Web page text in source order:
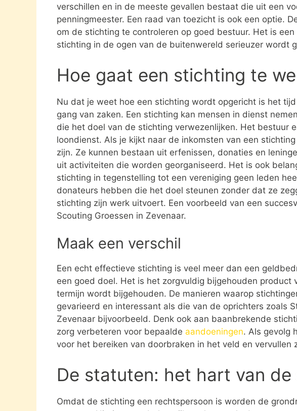
verschillen en in de meeste gevallen bestaat die uit een
penningmeester. Een raad van toezicht is ook een optie.
om de stichting te controleren op goed bestuur. Het is
stichting in de ogen van de buitenwereld serieuzer wordt
Hoe gaat een stichting te
Nu dat je weet hoe een stichting wordt opgericht is het
gang van zaken. Een stichting kan mensen in dienst
die het doel van de stichting verwezenlijken. Het bestuur
loondienst. Als je kijkt naar de inkomsten van een
zijn. Ze kunnen bestaan uit erfenissen, donaties en
uit activiteiten die worden georganiseerd. Het is ook
stichting in tegenstelling tot een vereniging geen leden
donateurs hebben die het doel steunen zonder dat ze
stichting zijn werk uitvoert. Een voorbeeld van een
Scouting Groessen in Zevenaar.
Maak een verschil
Een echt effectieve stichting is veel meer dan een
een goed doel. Het is het zorgvuldig bijgehouden product
termijn wordt bijgehouden. De manieren waarop
gevarieerd en interessant als die van de oprichters zoals
Zevenaar bijvoorbeeld. Denk ook aan baanbrekende
zorg verbeteren voor bepaalde aandoeningen. Als gevolg
voor het bereiken van doorbraken in het veld en vervullen
De statuten: het hart van
Omdat de stichting een rechtspersoon is worden de